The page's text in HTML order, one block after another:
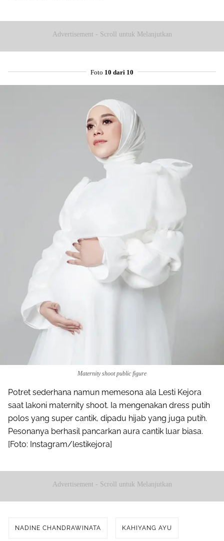
Advertisement - Scroll untuk Melanjutkan
Foto 10 dari 10
Maternity shoot public figure
Potret sederhana namun memesona ala Lesti Kejora
saat lakoni maternity shoot. Ia mengenakan dress putih
polos yang super cantik, dipadu hijab yang juga putih.
Pesonanya berhasil pancarkan aura cantik luar biasa.
[Foto: Instagram/lestikejora]
Advertisement - Scroll untuk Melanjutkan
NADINE CHANDRAWINATA KAHIYANG AYU